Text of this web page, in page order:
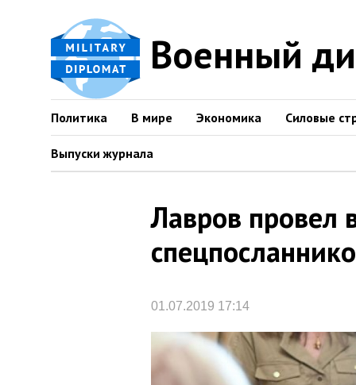
Военный
Политика В мире Экономика Силовые
Выпуски журнала
Лавров провел
01.07.2019 17:14